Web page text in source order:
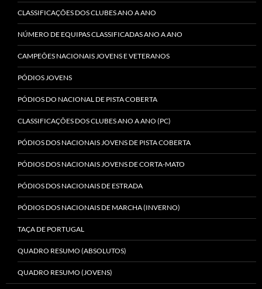
CLASSIFICAÇÕES DOS CLUBES ANO A ANO
NÚMERO DE EQUIPAS CLASSIFICADAS ANO A ANO
CAMPEÕES NACIONAIS JOVENS E VETERANOS
PÓDIOS JOVENS
PÓDIOS DO NACIONAL DE PISTA COBERTA
CLASSIFICAÇÕES DOS CLUBES ANO A ANO (PC)
PÓDIOS DOS NACIONAIS JOVENS DE PISTA COBERTA
PÓDIOS DOS NACIONAIS JOVENS DE CORTA-MATO
PÓDIOS DOS NACIONAIS DE ESTRADA
PÓDIOS DOS NACIONAIS DE MARCHA (INVERNO)
TAÇA DE PORTUGAL
QUADRO RESUMO (ABSOLUTOS)
QUADRO RESUMO (JOVENS)